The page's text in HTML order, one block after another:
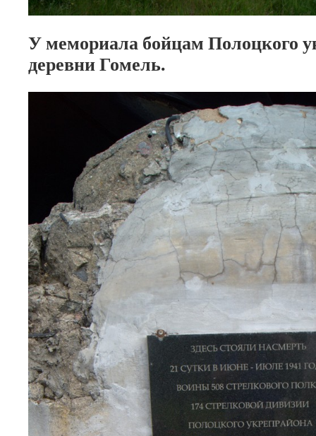
У мемориала бойцам Полоцкого
деревни Гомель.